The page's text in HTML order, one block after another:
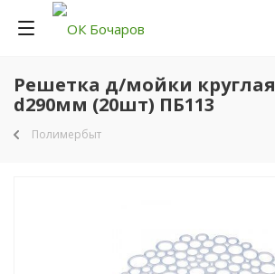
Решетка д/мойки круглая
d290мм (20шт) ПБ113
Полимербыт